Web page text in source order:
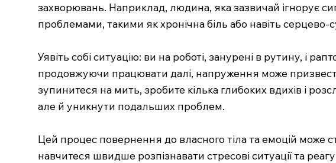
захворювань. Наприклад, людина, яка зазвичай ігнорує
проблемами, такими як хронічна біль або навіть серцево-
Уявіть собі ситуацію: ви на роботі, занурені в рутину, і
продовжуючи працювати далі, напруження може
зупинитеся на мить, зробите кілька глибоких вдихів і
але й уникнути подальших проблем.
Цей процес повернення до власного тіла та емоцій може
навчитеся швидше розпізнавати стресові ситуації та